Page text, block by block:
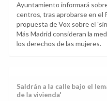
Ayuntamiento informará
centros, tras aprobarse en el
propuesta de Vox sobre el
Más Madrid consideran la
los derechos de las mujeres.
Saldrán a la calle bajo el
de la vivienda'